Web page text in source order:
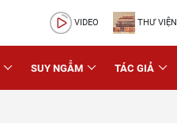
VIDEO THƯ VIỆN
SUY NGẪM TÁC GIẢ